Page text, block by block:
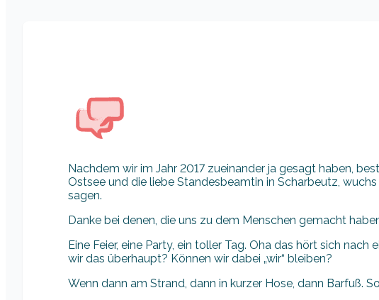
Nachdem wir im Jahr 2017 zueinander ja gesagt haben,
Ostsee und die liebe Standesbeamtin in Scharbeutz,
sagen.
Danke bei denen, die uns zu dem Menschen gemacht
Eine Feier, eine Party, ein toller Tag. Oha das hört sich nach
wir das überhaupt? Können wir dabei „wir“ bleiben?
Wenn dann am Strand, dann in kurzer Hose, dann Barfuß.